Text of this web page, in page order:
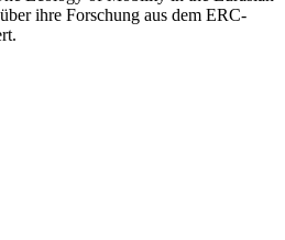
ihre Forschung aus dem ERC-